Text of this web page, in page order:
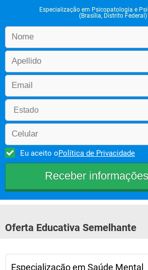
Operacionalização do Processo
Módulo VII
Especialização em Psicopatologia e
(Brasília, Distrito Federal)
Eu aceito oPolítica de Privacidade
Oferta Educativa Semelhante
Especialização em Saúde Mental